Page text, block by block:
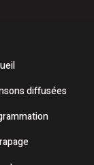
diffusées